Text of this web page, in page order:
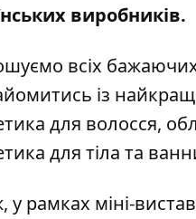
виробників.
всіх
із
для волосся,
для тіла та
у рамках міні-